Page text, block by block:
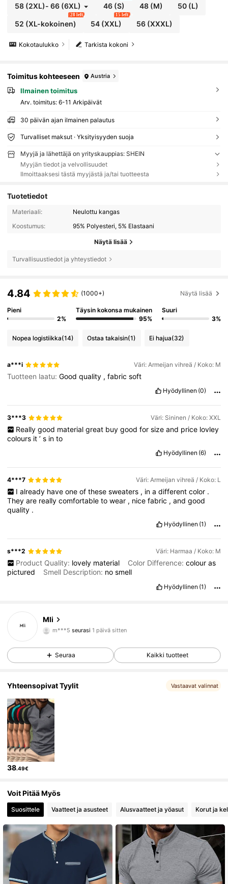
58(2XL)- 66 (6XL) 46 (S) 48 (M) 50(L)
52 (XL-kokoinen)
28 left
54 (XXL)
15 left
56(XXXL)
Tarkista kokoni
Kokotaulukko
Toimitus kohteeseen Austria
Ilmainen toimitus
Arv. toimitus: 6-11 Arkipäivät
30 päivän ajan ilmainen palautus
Turvalliset maksut · Yksityisyyden suoja
Myyjä ja lähettäjä on yrityskauppias: SHEIN
Myyjän tiedot ja velvollisuudet
Ilmoittaaksesi tästä myyjästä ja/tai tuotteesta
Tuotetiedot
Materiaali:
Neulottu kangas
Koostumus:
95% Polyesteri, 5% Elastaani
Näytä lisää
Turvallisuustiedot ja yhteystiedot
4.84 (1000+) Näytä lisää
Pieni
2%
Täysin kokonsa mukainen
95%
Suuri
3%
Nopea logistiikka(14) Ostaa takaisin(1) Ei hajua(32)
a***i Väri: Armeijan vihreä / Koko: M
Tuotteen laatu:Goodquality ,fabricsoft
Hyödyllinen (0)
3***3 Väri: Sininen / Koko: XXL
Really good material great buy good for size and price lovley
colours it’s into
Hyödyllinen (6)
4***7 Väri: Armeijan vihreä / Koko: L
I already have one of these sweaters , in a different color .
Theyare reallycomfortabletowear , nicefabric ,andgood
quality .
Hyödyllinen (1)
s***2 Väri: Harmaa / Koko: M
Product Quality: lovely material Color Difference: colour as
pictured
Smell Description: nosmell
Hyödyllinen (1)
Mli
m***5 seurasi 1 päivä sitten
4.85 6K Seuraajat
4.85 6K Seuraajat
4.85
4.85
4.85
4.85 6K Seuraajat
6K Seuraajat
Seuraa Kaikki tuotteet
Yhteensopivat Tyylit Vastaavat valinnat
38.49€
Voit Pitää Myös
Suosittele Vaatteet ja asusteet Alusvaatteet ja yöasut Korut ja